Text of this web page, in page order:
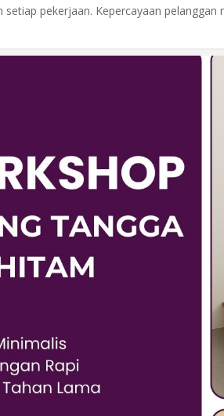
pekerjaan. Kepercayaan